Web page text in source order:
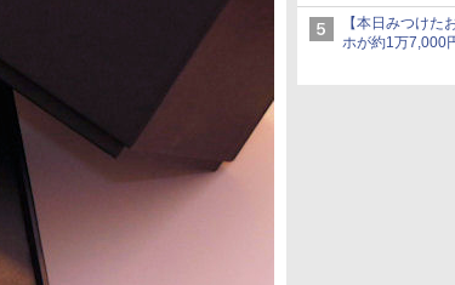
【本日みつけた
ホが約1万7,000